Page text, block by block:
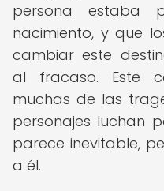
persona estaba
nacimiento, y que
cambiar este
al fracaso. Este
muchas de las
personajes luchan
parece inevitable,
a él.